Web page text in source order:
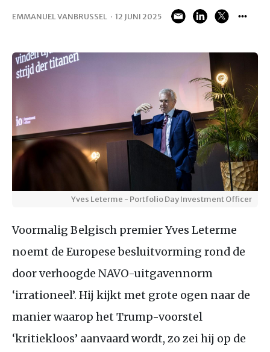
EMMANUEL VANBRUSSEL · 12 JUNI 2025
Yves Leterme - Portfolio Day Investment Officer
Voormalig Belgisch premier Yves Leterme
noemt de Europese besluitvorming rond de
door verhoogde NAVO-uitgavennorm
‘irrationeel’. Hij kijkt met grote ogen naar de
manier waarop het Trump-voorstel
‘kritiekloos’ aanvaard wordt, zo zei hij op de